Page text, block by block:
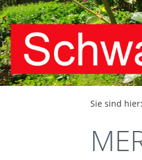
Sie sind hier: